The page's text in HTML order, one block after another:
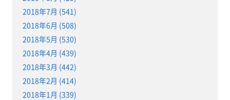
2018年7月 (541)
2018年6月 (508)
2018年5月 (530)
2018年4月 (439)
2018年3月 (442)
2018年2月 (414)
2018年1月 (339)